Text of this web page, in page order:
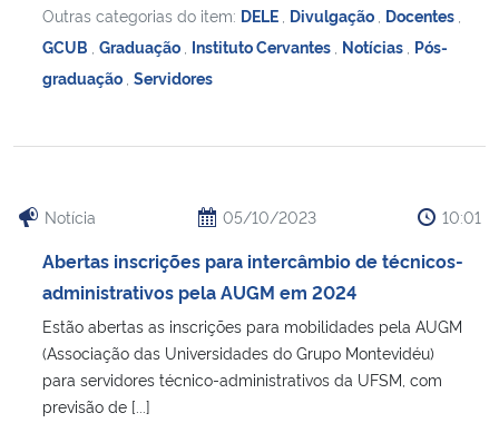
Outras categorias do item: DELE Divulgação Docentes
GCUB Graduação Instituto Cervantes Notícias Pós-
graduação Servidores
Notícia 05/10/2023 10:01
Abertas inscrições para intercâmbio de técnicos-
administrativos pela AUGM em 2024
Estão abertas as inscrições para mobilidades pela AUGM
(Associação das Universidades do Grupo Montevidéu)
para servidores técnico-administrativos da UFSM, com
previsão de [...]